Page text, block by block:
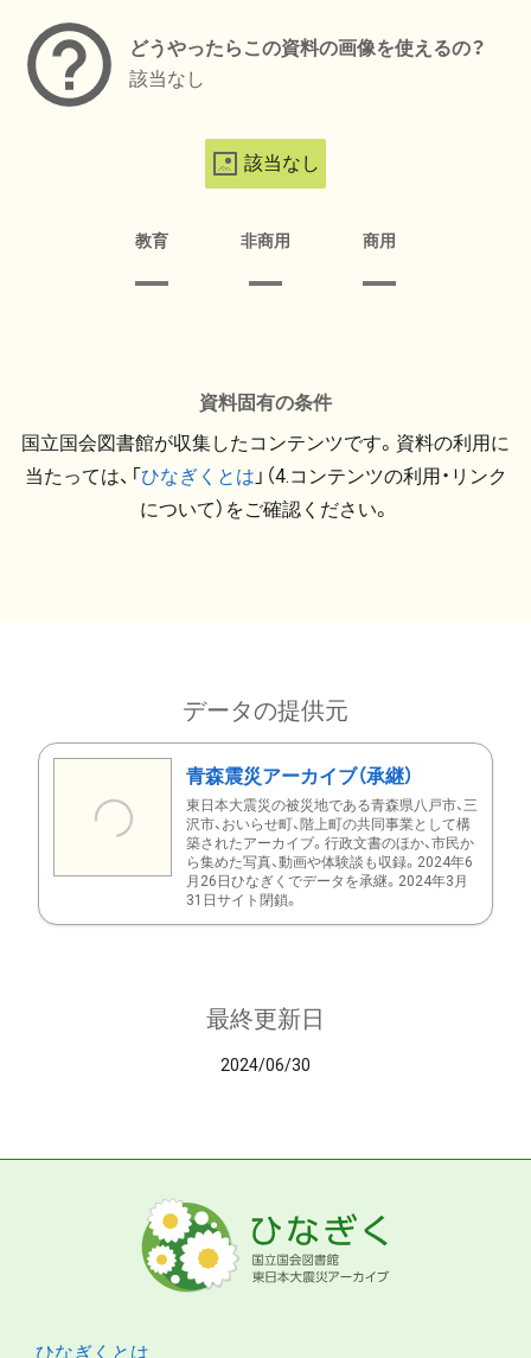
どうやったらこの資料の画像を使えるの？
該当なし
該当なし
教育 非商用 商用
資料固有の条件
国立国会図書館が収集したコンテンツです。資料の利用に
当たっては、「ひなぎくとは 」（4.コンテンツの利用・リンク
について）をご確認ください。
データの提供元
青森震災アーカイブ（承継）
東日本大震災の被災地である青森県八戸市、三
沢市、おいらせ町、階上町の共同事業として構
築されたアーカイブ。行政文書のほか、市民か
ら集めた写真、動画や体験談も収録。2024年6
月26日ひなぎくでデータを承継。2024年3月
31日サイト閉鎖。
最終更新日
2024/06/30
ひなぎくとは